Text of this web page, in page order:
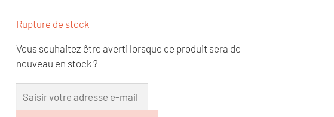
Rupture de stock
Vous souhaitez être averti lorsque ce produit sera de
nouveau en stock ?